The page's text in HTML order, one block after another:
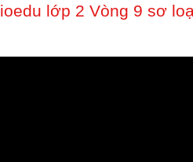
lớp 2 Vòng 9 sơ